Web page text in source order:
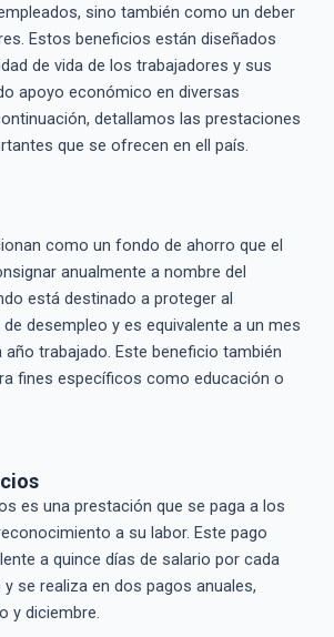
sino también como un deber
Estos beneficios están diseñados
de vida de los trabajadores y sus
apoyo económico en diversas
detallamos las prestaciones
que se ofrecen en ell país.
como un fondo de ahorro que el
anualmente a nombre del
está destinado a proteger al
desempleo y es equivalente a un mes
trabajado. Este beneficio también
fines específicos como educación o
es una prestación que se paga a los
a su labor. Este pago
a quince días de salario por cada
se realiza en dos pagos anuales,
y diciembre.